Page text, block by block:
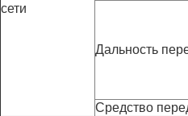
сети
Дальность
Средство